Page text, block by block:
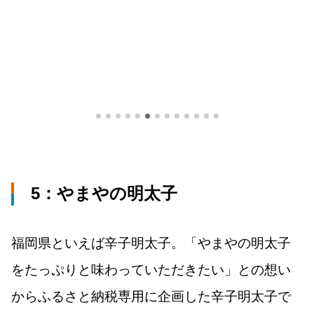
5：やまやの明太子
福岡県といえば辛子明太子。「やまやの明太子
をたっぷりと味わっていただきたい」との想い
からふるさと納税専用に企画した辛子明太子で